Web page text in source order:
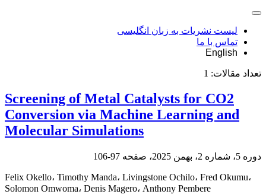
لیست نشریات به زبان انگلیسی
تماس با ما
English
تعداد مقالات: 1
Screening of Metal Catalysts for CO2
Conversion via Machine Learning and
Molecular Simulations
دوره 5، شماره 2، بهمن 2025، صفحه 97-106
Felix Okello، Timothy Manda، Livingstone Ochilo، Fred Okumu،
Solomon Omwoma، Denis Magero، Anthony Pembere